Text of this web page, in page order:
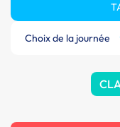
Choix de la journée